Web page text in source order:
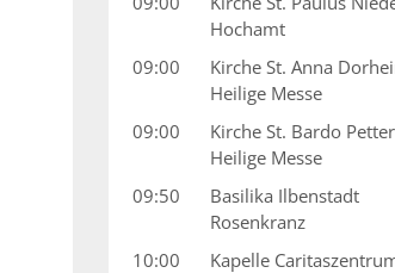
Hochamt
09:00
Kirche St. Anna
Heilige Messe
09:00
Kirche St. Bardo
Heilige Messe
09:50
Basilika Ilbenstadt
Rosenkranz
10:00
Kapelle